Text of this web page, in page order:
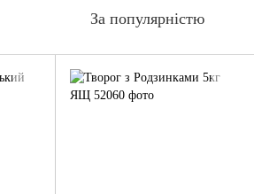
За популярністю